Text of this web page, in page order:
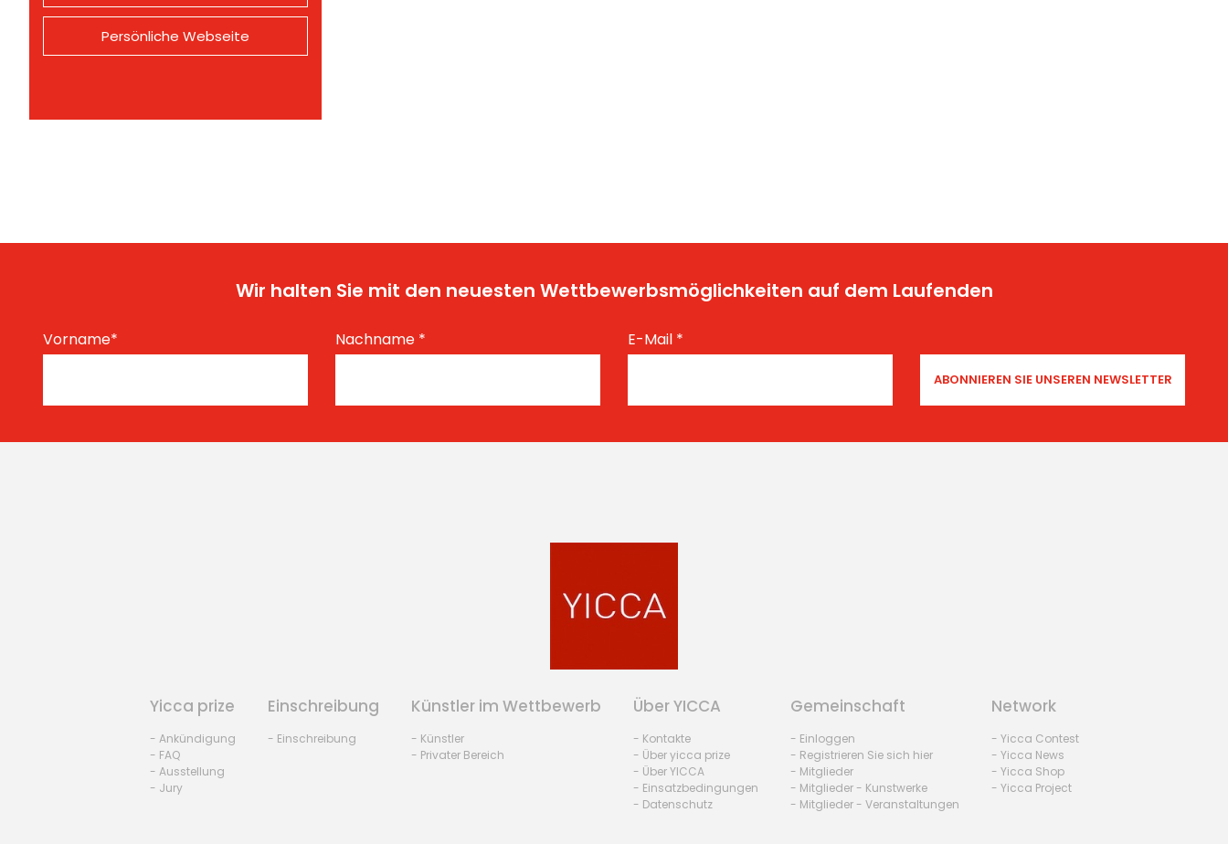
Persönliche Webseite
Wir halten Sie mit den neuesten Wettbewerbsmöglichkeiten auf dem Laufenden
Vorname* Nachname * E-Mail *
Yicca prize
- Ankündigung
- FAQ
- Ausstellung
- Jury
Einschreibung
- Einschreibung
Künstler im Wettbewerb
- Künstler
- Privater Bereich
Über YICCA
- Kontakte
- Über yicca prize
- Über YICCA
- Einsatzbedingungen
- Datenschutz
Gemeinschaft
- Einloggen
- Registrieren Sie sich hier
- Mitglieder
- Mitglieder - Kunstwerke
- Mitglieder - Veranstaltungen
Network
- Yicca Contest
- Yicca News
- Yicca Shop
- Yicca Project